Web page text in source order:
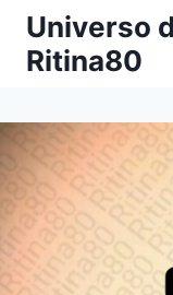
Salta
contenuto
Universo
Ritina80